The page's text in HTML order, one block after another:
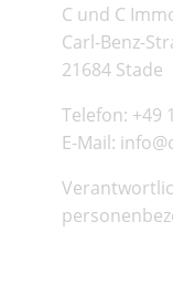
C und C
Carl-Benz-
21684 Stade
Telefon: +49
E-Mail: